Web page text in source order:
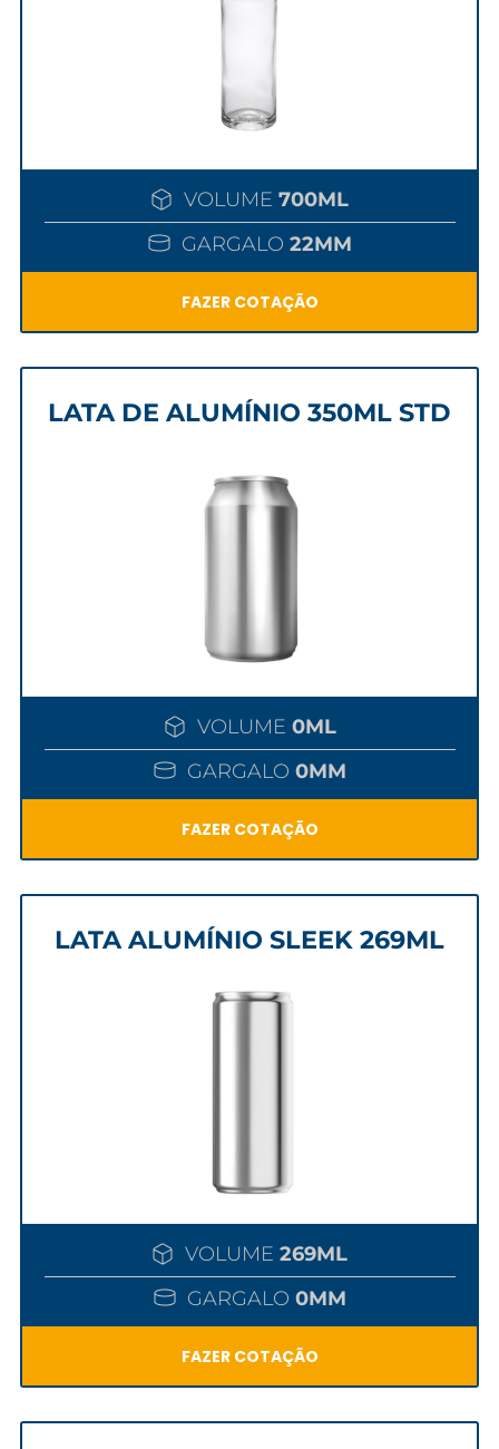
VOLUME 700ML
GARGALO 22MM
FAZER COTAÇÃO
LATA DE ALUMÍNIO 350ML STD
VOLUME 0ML
GARGALO 0MM
FAZER COTAÇÃO
LATA ALUMÍNIO SLEEK 269ML
VOLUME 269ML
GARGALO 0MM
FAZER COTAÇÃO